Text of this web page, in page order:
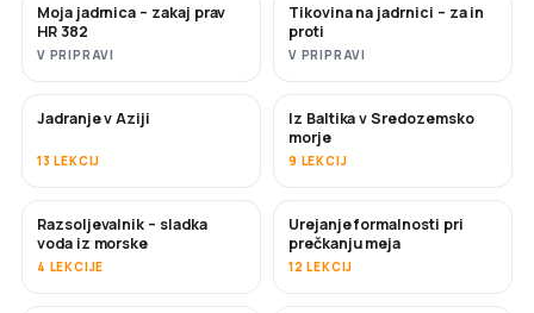
KMALU
Moja jadrnica – zakaj prav
HR 382
V PRIPRAVI
KMALU
Tikovina na jadrnici – za in
proti
V PRIPRAVI
KMALU
Jadranje v Aziji
13 LEKCIJ
KMALU
Iz Baltika v Sredozemsko
morje
9 LEKCIJ
KMALU
Razsoljevalnik – sladka
voda iz morske
4 LEKCIJE
Urejanje formalnosti pri
prečkanju meja
12 LEKCIJ